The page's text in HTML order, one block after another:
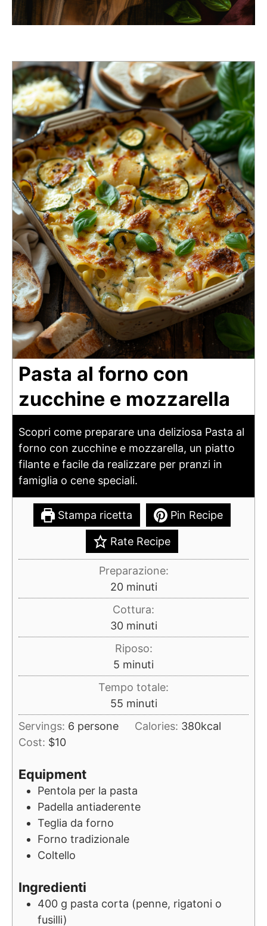
Pasta al forno con
zucchine e mozzarella
Scopri come preparare una deliziosa Pasta al
forno con zucchine e mozzarella, un piatto
filante e facile da realizzare per pranzi in
famiglia o cene speciali.
Stampa ricetta Pin Recipe
Rate Recipe
Preparazione:
20minuti
minuti
Cottura:
30minuti
minuti
Riposo:
5 minuti
minuti
Tempo totale:
55minuti
minuti
Servings: 6 persone Calories: 380kcal
Cost: $10
Equipment
Pentola per la pasta
Padella antiaderente
Teglia da forno
Forno tradizionale
Coltello
Ingredienti
400 g pasta corta (penne, rigatoni o
fusilli)